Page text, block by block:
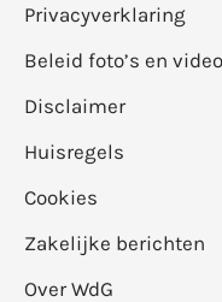
Privacyverklaring
Beleid foto’s en
Disclaimer
Huisregels
Cookies
Zakelijke berichten
Over WdG